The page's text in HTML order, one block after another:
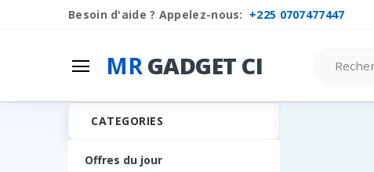
Besoin d'aide ? Appelez-nous: +225 0707477447
MRGADGET CI
Gadget Ci
Les Categories
Liste de souhaitsCATEGORIES
Offres du jour